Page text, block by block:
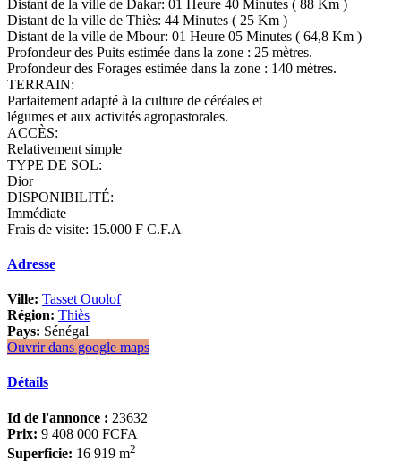
Distant de la ville de Dakar: 01 Heure 40 Minutes ( 88 Km )
Distant de la ville de Thiès: 44 Minutes ( 25 Km )
Distant de la ville de Mbour: 01 Heure 05 Minutes ( 64,8 Km )
Profondeur des Puits estimée dans la zone : 25 mètres.
Profondeur des Forages estimée dans la zone : 140 mètres.
TERRAIN:
Parfaitement adapté à la culture de céréales et
légumes et aux activités agropastorales.
ACCÈS:
Relativement simple
TYPE DE SOL:
Dior
DISPONIBILITÉ:
Immédiate
Frais de visite: 15.000 F C.F.A
Adresse
Ville: Tasset Ouolof
Région: Thiès
Pays: Sénégal
Ouvrir dans google maps
Détails
Id de l'annonce : 23632
Prix: 9 408 000 FCFA
Superficie: 16 919 m2